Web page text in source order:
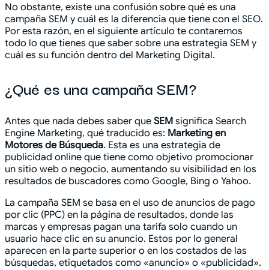
No obstante, existe una confusión sobre qué es una
campaña SEM y cuál es la diferencia que tiene con el SEO.
Por esta razón, en el siguiente artículo te contaremos
todo lo que tienes que saber sobre una estrategia SEM y
cuál es su función dentro del Marketing Digital.
¿Qué es una campaña SEM?
Antes que nada debes saber que SEM significa Search
Engine Marketing, qué traducido es: Marketing en
Motores de Búsqueda. Esta es una estrategia de
publicidad online que tiene como objetivo promocionar
un sitio web o negocio, aumentando su visibilidad en los
resultados de buscadores como Google, Bing o Yahoo.
La campaña SEM se basa en el uso de anuncios de pago
por clic (PPC) en la página de resultados, donde las
marcas y empresas pagan una tarifa solo cuando un
usuario hace clic en su anuncio. Estos por lo general
aparecen en la parte superior o en los costados de las
búsquedas, etiquetados como «anuncio» o «publicidad».